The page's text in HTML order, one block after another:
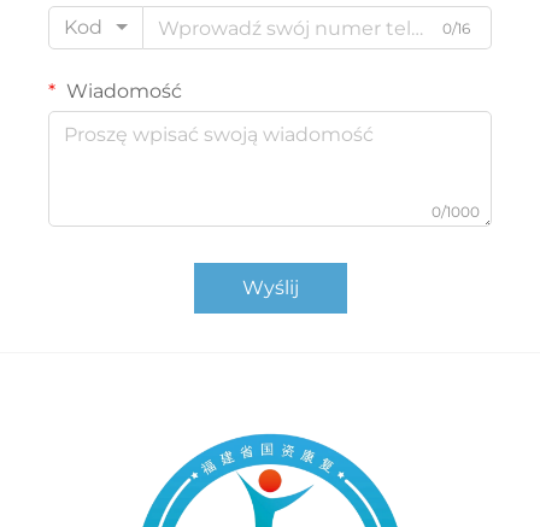
Kod
0/16
Wiadomość
0/1000
Wyślij